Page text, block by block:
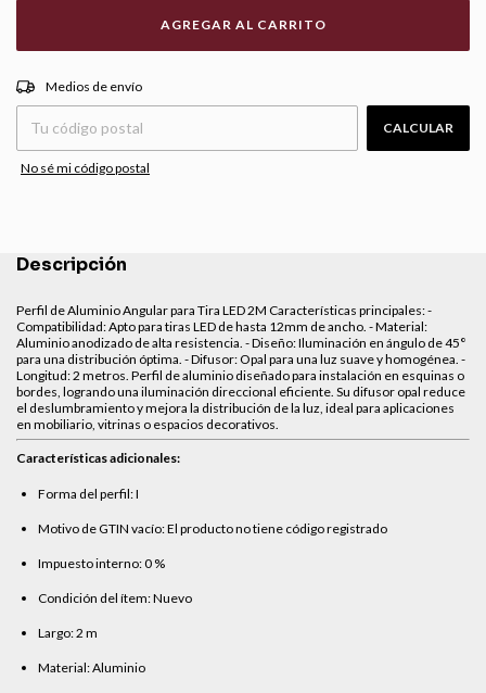
Entregas para el CP:
Medios de envío
CALCULAR
No sé mi código postal
Descripción
Perfil de Aluminio Angular para Tira LED 2M Características principales: -
Compatibilidad: Apto para tiras LED de hasta 12mm de ancho. - Material:
Aluminio anodizado de alta resistencia. - Diseño: Iluminación en ángulo de 45°
para una distribución óptima. - Difusor: Opal para una luz suave y homogénea. -
Longitud: 2 metros. Perfil de aluminio diseñado para instalación en esquinas o
bordes, logrando una iluminación direccional eficiente. Su difusor opal reduce
el deslumbramiento y mejora la distribución de la luz, ideal para aplicaciones
en mobiliario, vitrinas o espacios decorativos.
Características adicionales:
Forma del perfil: I
Motivo de GTIN vacío: El producto no tiene código registrado
Impuesto interno: 0 %
Condición del ítem: Nuevo
Largo: 2 m
Material: Aluminio